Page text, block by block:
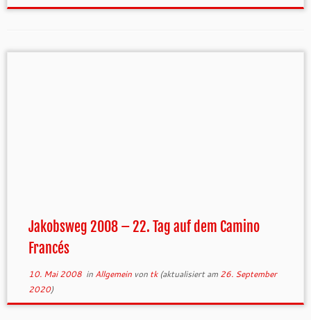
Jakobsweg 2008 – 22. Tag auf dem Camino
Francés
10. Mai 2008in Allgemein von tk(aktualisiert am 26. September
2020)